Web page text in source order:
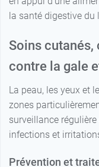
la santé digestive du
Soins
contre la gale
La peau, les yeux et
zones
surveillance
infections et
Prévention et